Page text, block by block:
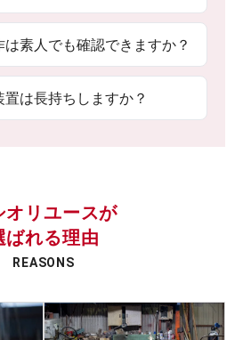
素人でも確認できますか？
は長持ちしますか？
オリユースが
ばれる理由
REASONS